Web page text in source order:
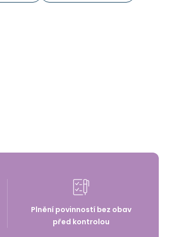
Plnění povinností bez obav
před kontrolou